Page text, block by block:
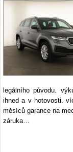
legálního původu.
ihned a v hotovosti.
měsíců garance na
záruka…